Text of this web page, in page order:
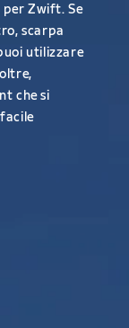
Zwift. Se
scarpa
utilizzare
che si